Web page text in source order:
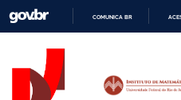
COMUNICA BR